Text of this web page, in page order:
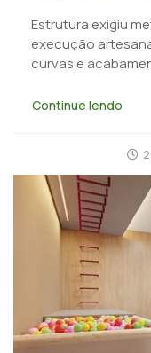
Estrutura exigiu
execução
curvas e
Continue lendo